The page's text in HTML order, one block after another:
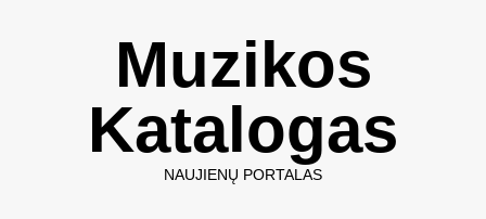
Muzikos
Katalogas
NAUJIENŲ PORTALAS